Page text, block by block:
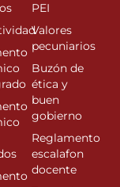
PEI
Valores
pecuniarios
Buzón de
ética y
buen
gobierno
Reglamento
escalafon
docente